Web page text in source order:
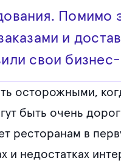
Помимо
и
свои
осторожными,
быть очень
ресторанам в
и недостатках